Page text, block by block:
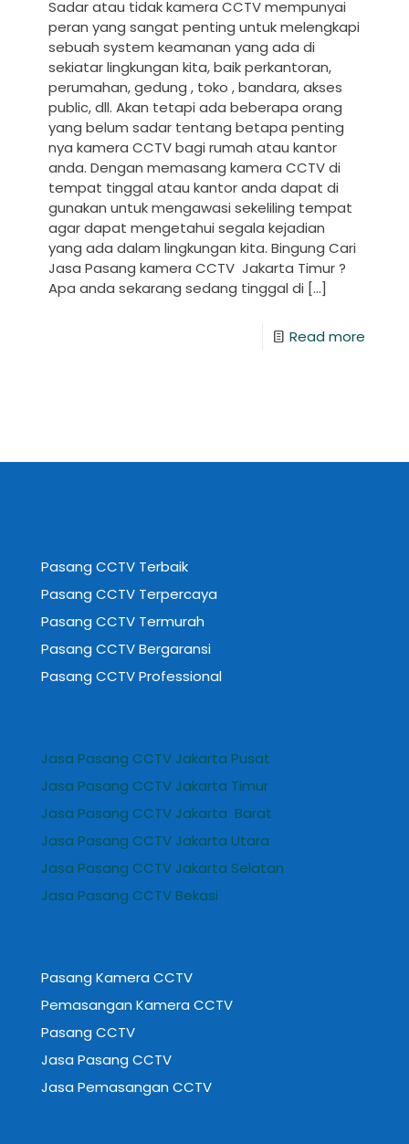
Sadar atau tidak kamera CCTV mempunyai
peran yang sangat penting untuk melengkapi
sebuah system keamanan yang ada di
sekiatar lingkungan kita, baik perkantoran,
perumahan, gedung , toko , bandara, akses
public, dll. Akan tetapi ada beberapa orang
yang belum sadar tentang betapa penting
nya kamera CCTV bagi rumah atau kantor
anda. Dengan memasang kamera CCTV di
tempat tinggal atau kantor anda dapat di
gunakan untuk mengawasi sekeliling tempat
agar dapat mengetahui segala kejadian
yang ada dalam lingkungan kita. Bingung Cari
Jasa Pasang kamera CCTV Jakarta Timur ?
Apa anda sekarang sedang tinggal di […]
Read more
Pasang CCTV Terbaik
Pasang CCTV Terpercaya
Pasang CCTV Termurah
Pasang CCTV Bergaransi
Pasang CCTV Professional
Jasa Pasang CCTV Jakarta Pusat
Jasa Pasang CCTV Jakarta Timur
Jasa Pasang CCTV Jakarta Barat
Jasa Pasang CCTV Jakarta Utara
Jasa Pasang CCTV Jakarta Selatan
Jasa Pasang CCTV Bekasi
Pasang Kamera CCTV
Pemasangan Kamera CCTV
Pasang CCTV
Jasa Pasang CCTV
Jasa Pemasangan CCTV